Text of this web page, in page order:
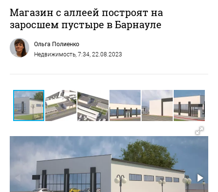
Магазин с аллеей построят на
заросшем пустыре в Барнауле
Ольга Полиенко
Недвижимость , 7:34, 22.08.2023